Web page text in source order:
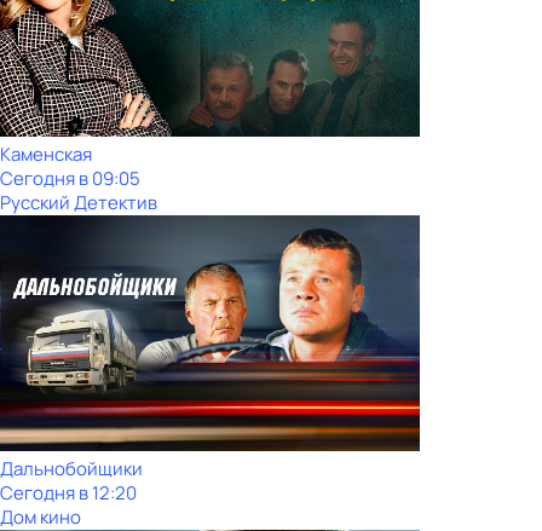
Каменская
Сегодня в 09:05
Русский Детектив
Дальнобойщики
Сегодня в 12:20
Дом кино